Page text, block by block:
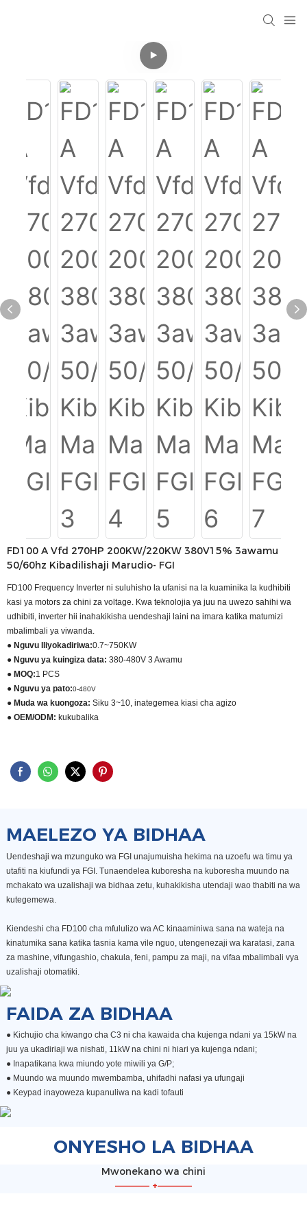
FD100 A Vfd 270HP 200KW/220KW 380V15% 3awamu
50/60hz Kibadilishaji Marudio- FGI
FD100 Frequency Inverter ni suluhisho la ufanisi na la kuaminika la kudhibiti
kasi ya motors za chini za voltage. Kwa teknolojia ya juu na uwezo sahihi wa
udhibiti, inverter hii inahakikisha uendeshaji laini na imara katika matumizi
mbalimbali ya viwanda.
● Nguvu Iliyokadiriwa:0.7~750KW
● Nguvu ya kuingiza data: 380-480V 3 Awamu
● MOQ:1 PCS
● Nguvu ya pato:0-480V
● Muda wa kuongoza: Siku 3~10, inategemea kiasi cha agizo
● OEM/ODM: kukubalika
MAELEZO YA BIDHAA
Uendeshaji wa mzunguko wa FGI unajumuisha hekima na uzoefu wa timu ya
utafiti na kiufundi ya FGI. Tunaendelea kuboresha na kuboresha muundo na
mchakato wa uzalishaji wa bidhaa zetu, kuhakikisha utendaji wao thabiti na wa
kutegemewa.
Kiendeshi cha FD100 cha mfululizo wa AC kinaaminiwa sana na wateja na
kinatumika sana katika tasnia kama vile nguo, utengenezaji wa karatasi, zana
za mashine, vifungashio, chakula, feni, pampu za maji, na vifaa mbalimbali vya
uzalishaji otomatiki.
FAIDA ZA BIDHAA
● Kichujio cha kiwango cha C3 ni cha kawaida cha kujenga ndani ya 15kW na
juu ya ukadiriaji wa nishati, 11kW na chini ni hiari ya kujenga ndani;
● Inapatikana kwa miundo yote miwili ya G/P;
● Muundo wa muundo mwembamba, uhifadhi nafasi ya ufungaji
● Keypad inayoweza kupanuliwa na kadi tofauti
ONYESHO LA BIDHAA
Mwonekano wa chini
————— +—————